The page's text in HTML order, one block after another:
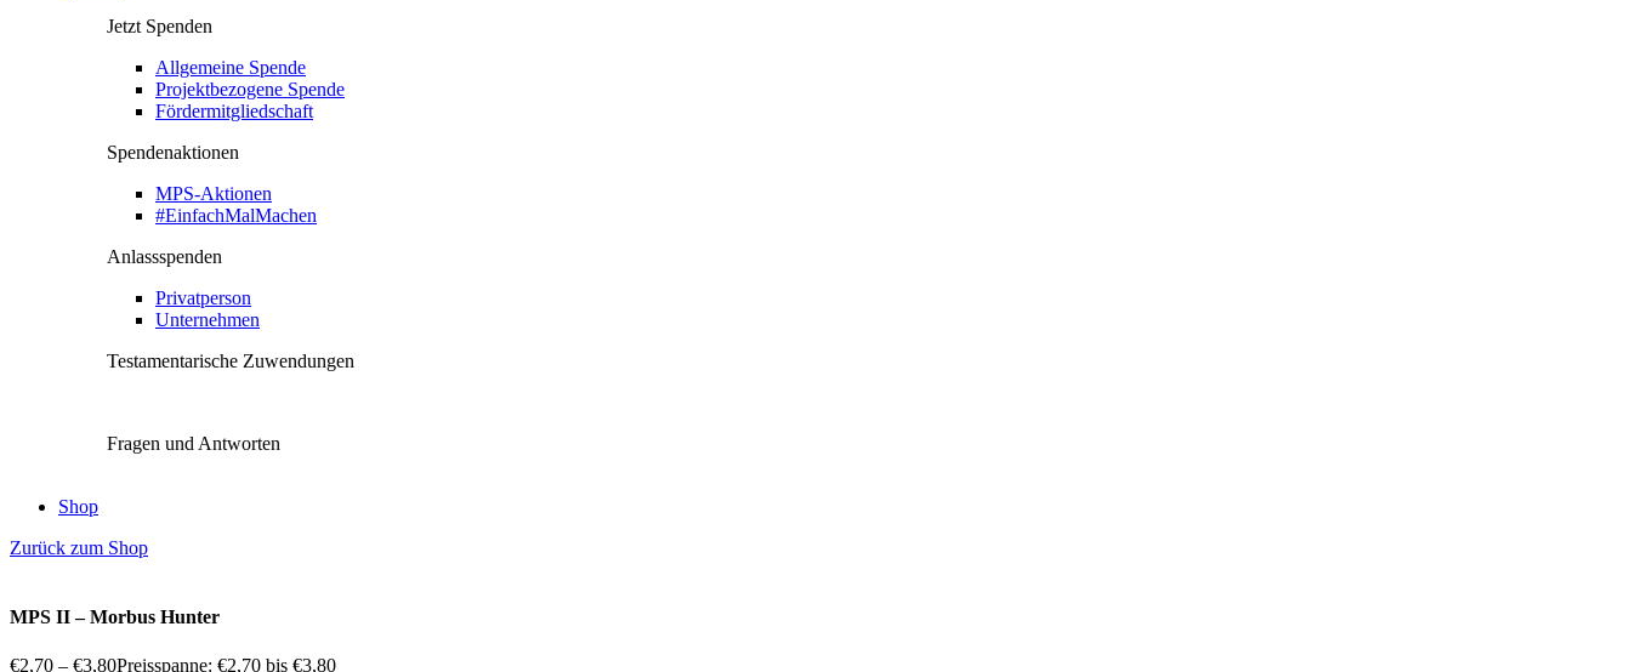
Jetzt Spenden
Allgemeine Spende
Projektbezogene Spende
Fördermitgliedschaft
Spendenaktionen
MPS-Aktionen
#EinfachMalMachen
Anlassspenden
Privatperson
Unternehmen
Testamentarische Zuwendungen
Fragen und Antworten
Shop
Zurück zum Shop
MPS II – Morbus Hunter
€2,70 – €3,80Preisspanne: €2,70 bis €3,80